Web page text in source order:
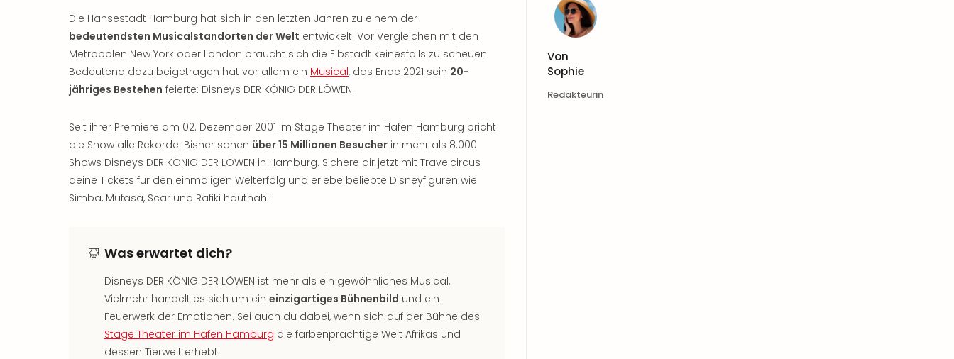
Die Hansestadt Hamburg hat sich in den letzten Jahren zu einem der
bedeutendsten Musicalstandorten der Welt entwickelt. Vor Vergleichen mit den
Metropolen New York oder London braucht sich die Elbstadt keinesfalls zu scheuen.
Bedeutend dazu beigetragen hat vor allem ein Musical, das Ende 2021 sein 20-
jähriges Bestehen feierte: Disneys DER KÖNIG DER LÖWEN.
Seit ihrer Premiere am 02. Dezember 2001 im Stage Theater im Hafen Hamburg bricht
die Show alle Rekorde. Bisher sahen über 15 Millionen Besucher in mehr als 8.000
Shows Disneys DER KÖNIG DER LÖWEN in Hamburg. Sichere dir jetzt mit Travelcircus
deine Tickets für den einmaligen Welterfolg und erlebe beliebte Disneyfiguren wie
Simba, Mufasa, Scar und Rafiki hautnah!
Was erwartet dich?
Disneys DER KÖNIG DER LÖWEN ist mehr als ein gewöhnliches Musical.
Vielmehr handelt es sich um ein einzigartiges Bühnenbild und ein
Feuerwerk der Emotionen. Sei auch du dabei, wenn sich auf der Bühne des
Stage Theater im Hafen Hamburg die farbenprächtige Welt Afrikas und
dessen Tierwelt erhebt.
Von
Sophie
Redakteurin